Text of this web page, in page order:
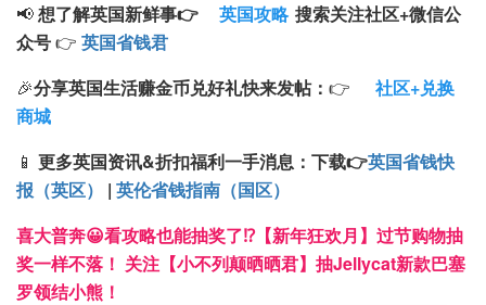
📢想了解英国新鲜事👉 英国攻略 搜索关注社区+微信公
众号👉 英国省钱君
🎉分享英国生活赚金币兑好礼快来发帖： 👉
社区+兑换
商城
📱 更多英国资讯&折扣福利一手消息： 下载👉英国省钱快
报（英区）
| 英伦省钱指南（国区）
喜大普奔😀看攻略也能抽奖了⁉️【新年狂欢月】过节购物抽
奖一样不落！ 关注【小不列颠晒晒君】抽Jellycat新款巴塞
罗领结小熊！